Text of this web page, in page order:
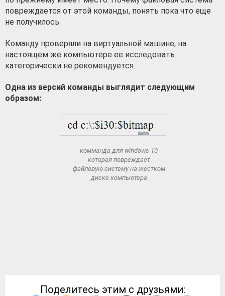
повреждается от этой команды, понять пока что еще
не получилось.
Команду проверяли на виртуальной машине, на
настоящем же компьютере ее исследовать
категорически не рекомендуется.
Одна из версий команды выглядит следующим
образом:
комманда для windows 10
которая повреждает
файловую систему на жестком
диске компьютера
Поделитесь этим с друзьями: